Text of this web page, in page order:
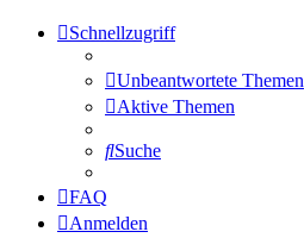
Schnellzugriff
Unbeantwortete Themen
Aktive Themen
Suche
FAQ
Anmelden